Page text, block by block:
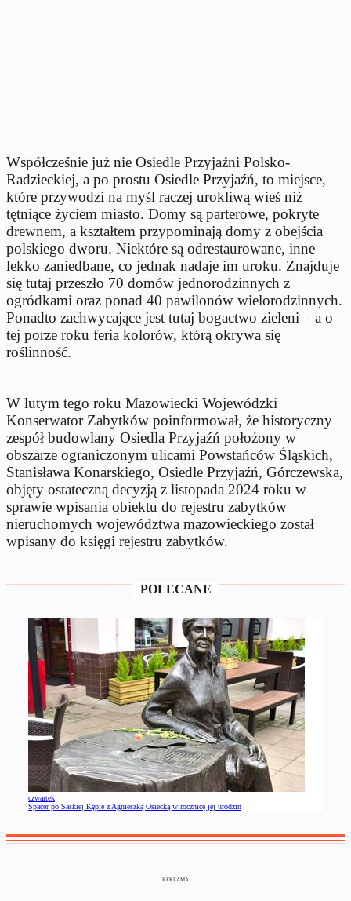
Współcześnie już nie Osiedle Przyjaźni Polsko-
Radzieckiej, a po prostu Osiedle Przyjaźń, to miejsce,
które przywodzi na myśl raczej urokliwą wieś niż
tętniące życiem miasto. Domy są parterowe, pokryte
drewnem, a kształtem przypominają domy z obejścia
polskiego dworu. Niektóre są odrestaurowane, inne
lekko zaniedbane, co jednak nadaje im uroku. Znajduje
się tutaj przeszło 70 domów jednorodzinnych z
ogródkami oraz ponad 40 pawilonów wielorodzinnych.
Ponadto zachwycające jest tutaj bogactwo zieleni – a o
tej porze roku feria kolorów, którą okrywa się
roślinność.
W lutym tego roku Mazowiecki Wojewódzki
Konserwator Zabytków poinformował, że historyczny
zespół budowlany Osiedla Przyjaźń położony w
obszarze ograniczonym ulicami Powstańców Śląskich,
Stanisława Konarskiego, Osiedle Przyjaźń, Górczewska,
objęty ostateczną decyzją z listopada 2024 roku w
sprawie wpisania obiektu do rejestru zabytków
nieruchomych województwa mazowieckiego został
wpisany do księgi rejestru zabytków.
POLECANE
czwartek
Spacer po Saskiej Kępie z Agnieszką Osiecką w rocznicę jej urodzin
REKLAMA